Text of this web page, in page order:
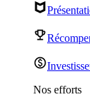
Nos efforts